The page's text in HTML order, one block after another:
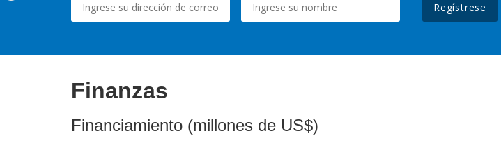
Regístrese
Finanzas
Financiamiento (millones de US$)